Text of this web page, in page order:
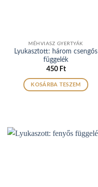
MÉHVIASZ GYERTYÁK
Lyukasztott: három csengős
függelék
450 Ft
KOSÁRBA TESZEM